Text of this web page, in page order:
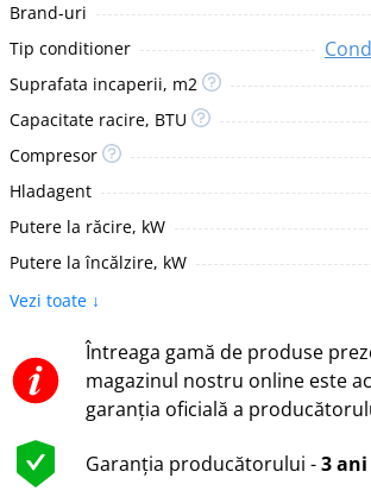
Brand-uri
Tip conditioner
Suprafata incaperii, m2
Capacitate racire, BTU
Compresor
Hladagent
Putere la răcire, kW
Putere la încălzire, kW
Vezi toate ↓
Întreaga gamă de produse
magazinul nostru online este
garanția oficială a
Garanția producătorului -3 ani